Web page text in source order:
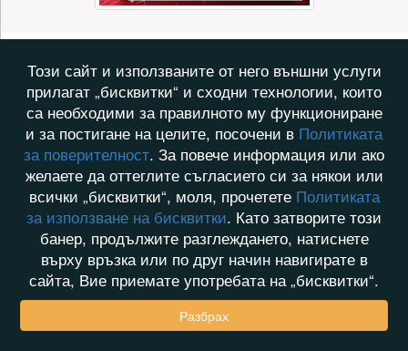
Този сайт и използваните от него външни услуги
прилагат „бисквитки“ и сходни технологии, които
са необходими за правилното му функциониране
и за постигане на целите, посочени в Политиката
за поверителност. За повече информация или ако
желаете да оттеглите съгласието си за някои или
всички „бисквитки“, моля, прочетете Политиката
за използване на бисквитки. Като затворите този
банер, продължите разглеждането, натиснете
върху връзка или по друг начин навигирате в
сайта, Вие приемате употребата на „бисквитки“.
Разбрах